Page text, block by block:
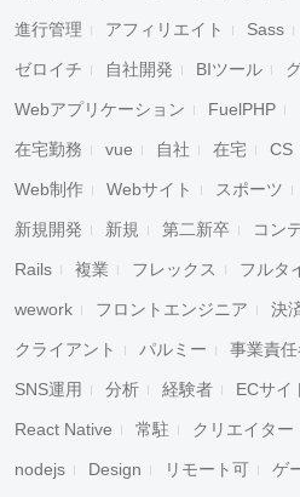
進行管理 アフィリエイト Sass
ゼロイチ 自社開発 BIツール
Webアプリケーション FuelPHP
在宅勤務 vue 自社 在宅 CS
Web制作 Webサイト スポーツ
新規開発 新規 第二新卒 コン
Rails 複業 フレックス フルタ
wework フロントエンジニア 決
クライアント パルミー 事業責
SNS運用 分析 経験者 ECサイ
React Native 常駐 クリエイター
nodejs Design リモート可 ゲ